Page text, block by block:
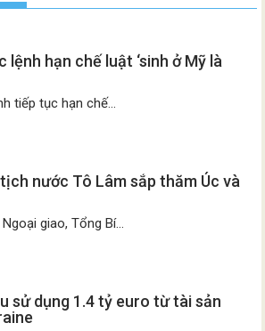
lệnh hạn chế luật ‘sinh ở Mỹ là
tiếp tục hạn chế...
nước Tô Lâm sắp thăm Úc và
giao, Tổng Bí...
sử dụng 1.4 tỷ euro từ tài sản